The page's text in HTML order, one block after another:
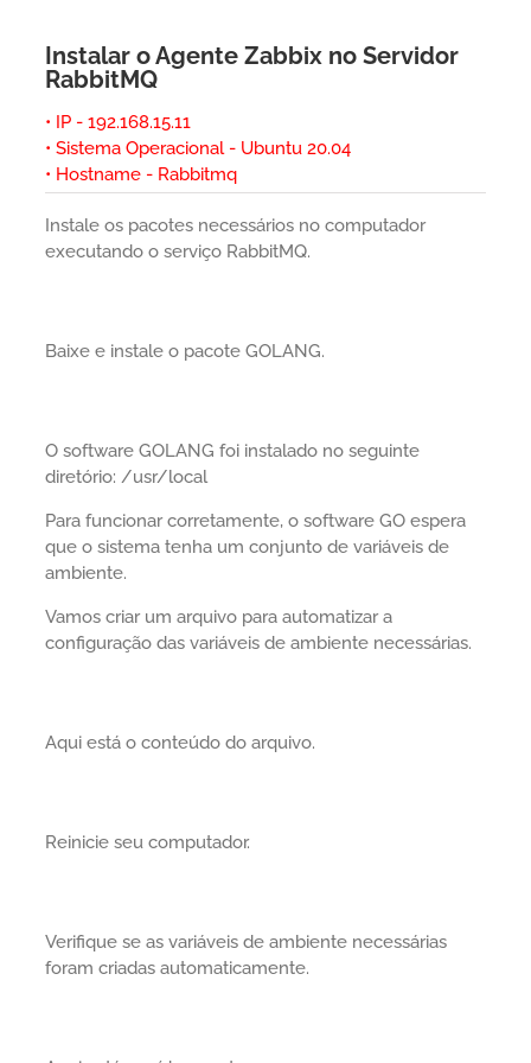
Instalar o Agente Zabbix no Servidor
RabbitMQ
• IP - 192.168.15.11
• Sistema Operacional - Ubuntu 20.04
• Hostname - Rabbitmq
Instale os pacotes necessários no computador
executando o serviço RabbitMQ.
Baixe e instale o pacote GOLANG.
O software GOLANG foi instalado no seguinte
diretório: /usr/local
Para funcionar corretamente, o software GO espera
que o sistema tenha um conjunto de variáveis de
ambiente.
Vamos criar um arquivo para automatizar a
configuração das variáveis de ambiente necessárias.
Aqui está o conteúdo do arquivo.
Reinicie seu computador.
Verifique se as variáveis de ambiente necessárias
foram criadas automaticamente.